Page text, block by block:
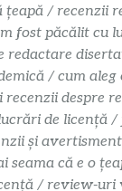
/ recenzii
fost păcălit cu
redactare
/ cum
despre
de licență /
și
seama că e o
/ review-uri